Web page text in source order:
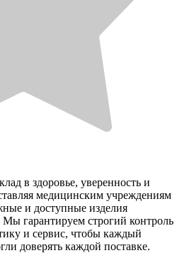
в здоровье, уверенность и
медицинским учреждениям
и доступные изделия
гарантируем строгий контроль
и сервис, чтобы каждый
доверять каждой поставке.